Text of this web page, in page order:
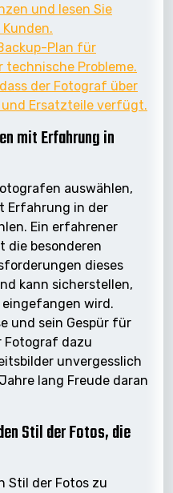
und lesen Sie
Plan für
technische Probleme.
der Fotograf über
Ersatzteile verfügt.
mit Erfahrung in
auswählen,
Erfahrung in der
Ein erfahrener
besonderen
dieses
kann sicherstellen,
wird.
und sein Gespür für
Fotograf dazu
unvergesslich
lang Freude daran
Stil der Fotos, die
Stil der Fotos zu